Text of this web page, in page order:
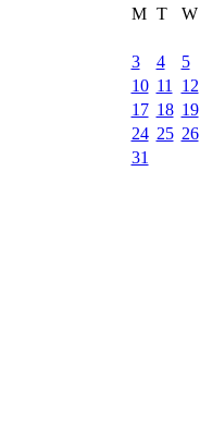
M T W
3
4 5
10 11 12
17 18 19
24 25 26
31